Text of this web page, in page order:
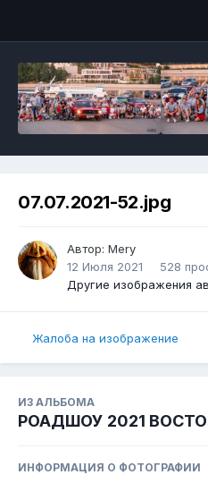
07.07.2021-52.jpg
Автор: Mery
12 Июля 2021
528
Другие изображения
Жалоба на изображение
ИЗ АЛЬБОМА
РОАДШОУ 2021
ИНФОРМАЦИЯ О ФОТОГРАФИИ